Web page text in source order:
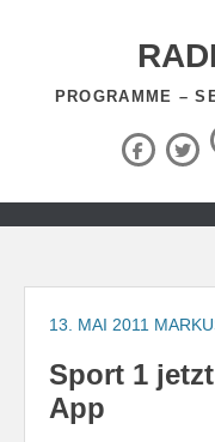
PROGRAMME –
X
Zum
springen
13. MAI 2011
Sport 1
App